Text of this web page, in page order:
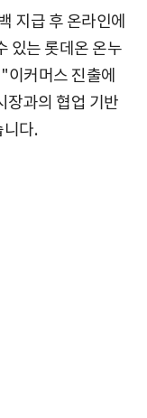
지급 후 온라인에
있는 롯데온 온누
커머스 진출에
장과의 협업 기반
다.